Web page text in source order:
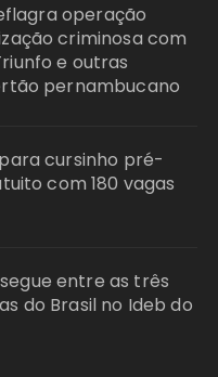
operação
criminosa com
e outras
pernambucano
cursinho pré-
com 180 vagas
entre as três
do Brasil no Ideb do